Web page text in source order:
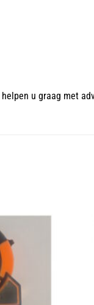
u graag met
aan